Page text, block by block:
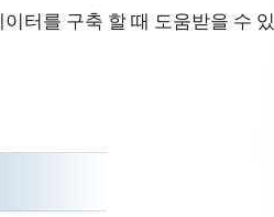
터를 구축 할 때 도움받을 수 있